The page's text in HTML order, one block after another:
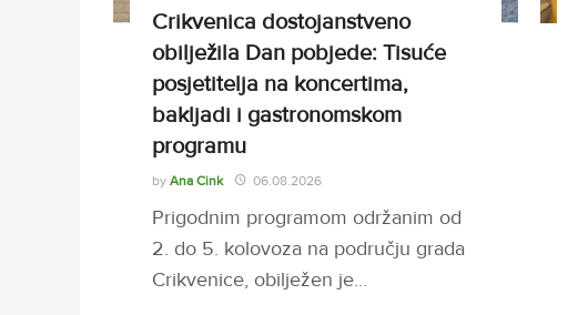
Crikvenica dostojanstveno
obilježila Dan pobjede: Tisuće
posjetitelja na koncertima,
bakljadi i gastronomskom
programu
by Ana Cink 06.08.2026
Prigodnim programom održanim od
2. do 5. kolovoza na području grada
Crikvenice, obilježen je…